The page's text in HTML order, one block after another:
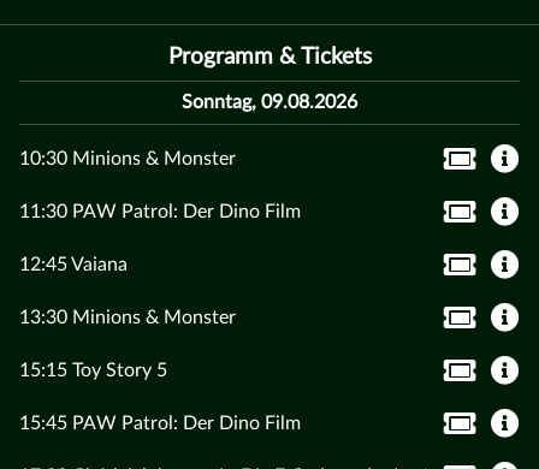
Programm & Tickets
Sonntag, 09.08.2026
10:30 Minions & Monster
11:30 PAW Patrol: Der Dino Film
12:45 Vaiana
13:30 Minions & Monster
15:15 Toy Story 5
15:45 PAW Patrol: Der Dino Film